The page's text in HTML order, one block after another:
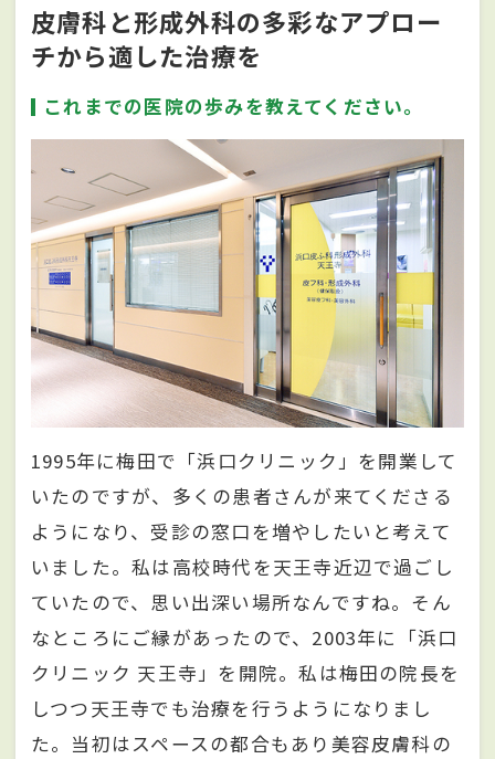
皮膚科と形成外科の多彩なアプロー
チから適した治療を
これまでの医院の歩みを教えてください。
1995年に梅田で「浜口クリニック」を開業して
いたのですが、多くの患者さんが来てくださる
ようになり、受診の窓口を増やしたいと考えて
いました。私は高校時代を天王寺近辺で過ごし
ていたので、思い出深い場所なんですね。そん
なところにご縁があったので、2003年に「浜口
クリニック 天王寺」を開院。私は梅田の院長を
しつつ天王寺でも治療を行うようになりまし
た。当初はスペースの都合もあり美容皮膚科の